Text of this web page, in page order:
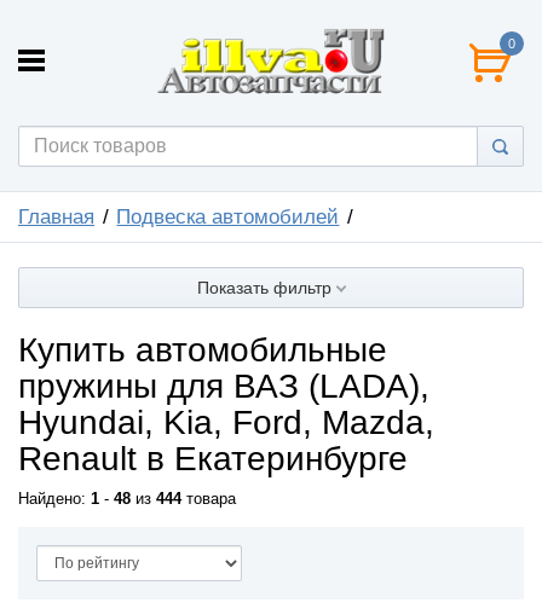
0
Главная Подвеска автомобилей
Показать фильтр
Купить автомобильные
пружины для ВАЗ (LADA),
Hyundai, Kia, Ford, Mazda,
Renault в Екатеринбурге
Найдено: 1 - 48 из 444товара